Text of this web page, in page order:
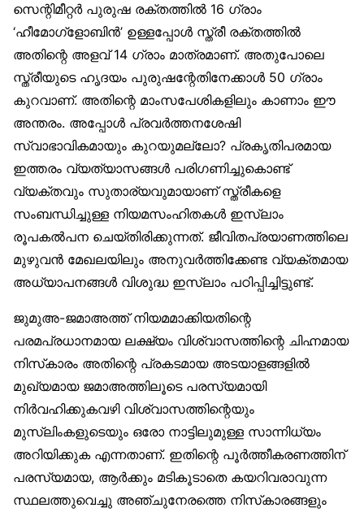
സെന്റിമീറ്റര്‍ പുരുഷ രക്തത്തില്‍ 16 ഗ്രാം
‘ഹീമോഗ്‌ളോബിന്‍’ ഉള്ളപ്പോള്‍ സ്ത്രീ രക്തത്തില്‍
അതിന്റെ അളവ് 14 ഗ്രാം മാത്രമാണ്. അതുപോലെ
സ്ത്രീയുടെ ഹൃദയം പുരുഷന്റേതിനേക്കാള്‍ 50 ഗ്രാം
കുറവാണ്. അതിന്റെ മാംസപേശികളിലും കാണാം ഈ
അന്തരം. അപ്പോള്‍ പ്രവര്‍ത്തനശേഷി
സ്വാഭാവികമായും കുറയുമല്ലോ? പ്രകൃതിപരമായ
ഇത്തരം വ്യത്യാസങ്ങള്‍ പരിഗണിച്ചുകൊണ്ട്
വ്യക്തവും സുതാര്യവുമായാണ് സ്ത്രീകളെ
സംബന്ധിച്ചുള്ള നിയമസംഹിതകള്‍ ഇസ്‌ലാം
രൂപകല്‍പന ചെയ്തിരിക്കുന്നത്. ജീവിതപ്രയാണത്തിലെ
മുഴുവന്‍ മേഖലയിലും അനുവര്‍ത്തിക്കേണ്ട വ്യക്തമായ
അധ്യാപനങ്ങള്‍ വിശുദ്ധ ഇസ്‌ലാം പഠിപ്പിച്ചിട്ടുണ്ട്.
ജുമുഅ-ജമാഅത്ത് നിയമമാക്കിയതിന്റെ
പരമപ്രധാനമായ ലക്ഷ്യം വിശ്വാസത്തിന്റെ ചിഹ്നമായ
നിസ്‌കാരം അതിന്റെ പ്രകടമായ അടയാളങ്ങളില്‍
മുഖ്യമായ ജമാഅത്തിലൂടെ പരസ്യമായി
നിര്‍വഹിക്കുകവഴി വിശ്വാസത്തിന്റെയും
മുസ്‌ലിംകളുടെയും ഒരോ നാട്ടിലുമുള്ള സാന്നിധ്യം
അറിയിക്കുക എന്നതാണ്. ഇതിന്റെ പൂര്‍ത്തീകരണത്തിന്
പരസ്യമായ, ആര്‍ക്കും മടികൂടാതെ കയറിവരാവുന്ന
സ്ഥലത്തുവെച്ചു അഞ്ചുനേരത്തെ നിസ്‌കാരങ്ങളും